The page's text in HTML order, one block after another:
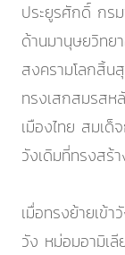
ประยูรศักดิ์ กร
ด้านมานุษยวิทย
สงครามโลกสิ้น
ทรงเสกสมรสห
เมืองไทย สมเด็
วังเดิมที่ทรงสร้
เมื่อทรงย้ายเข้
วัง หม่อมอามิเลี